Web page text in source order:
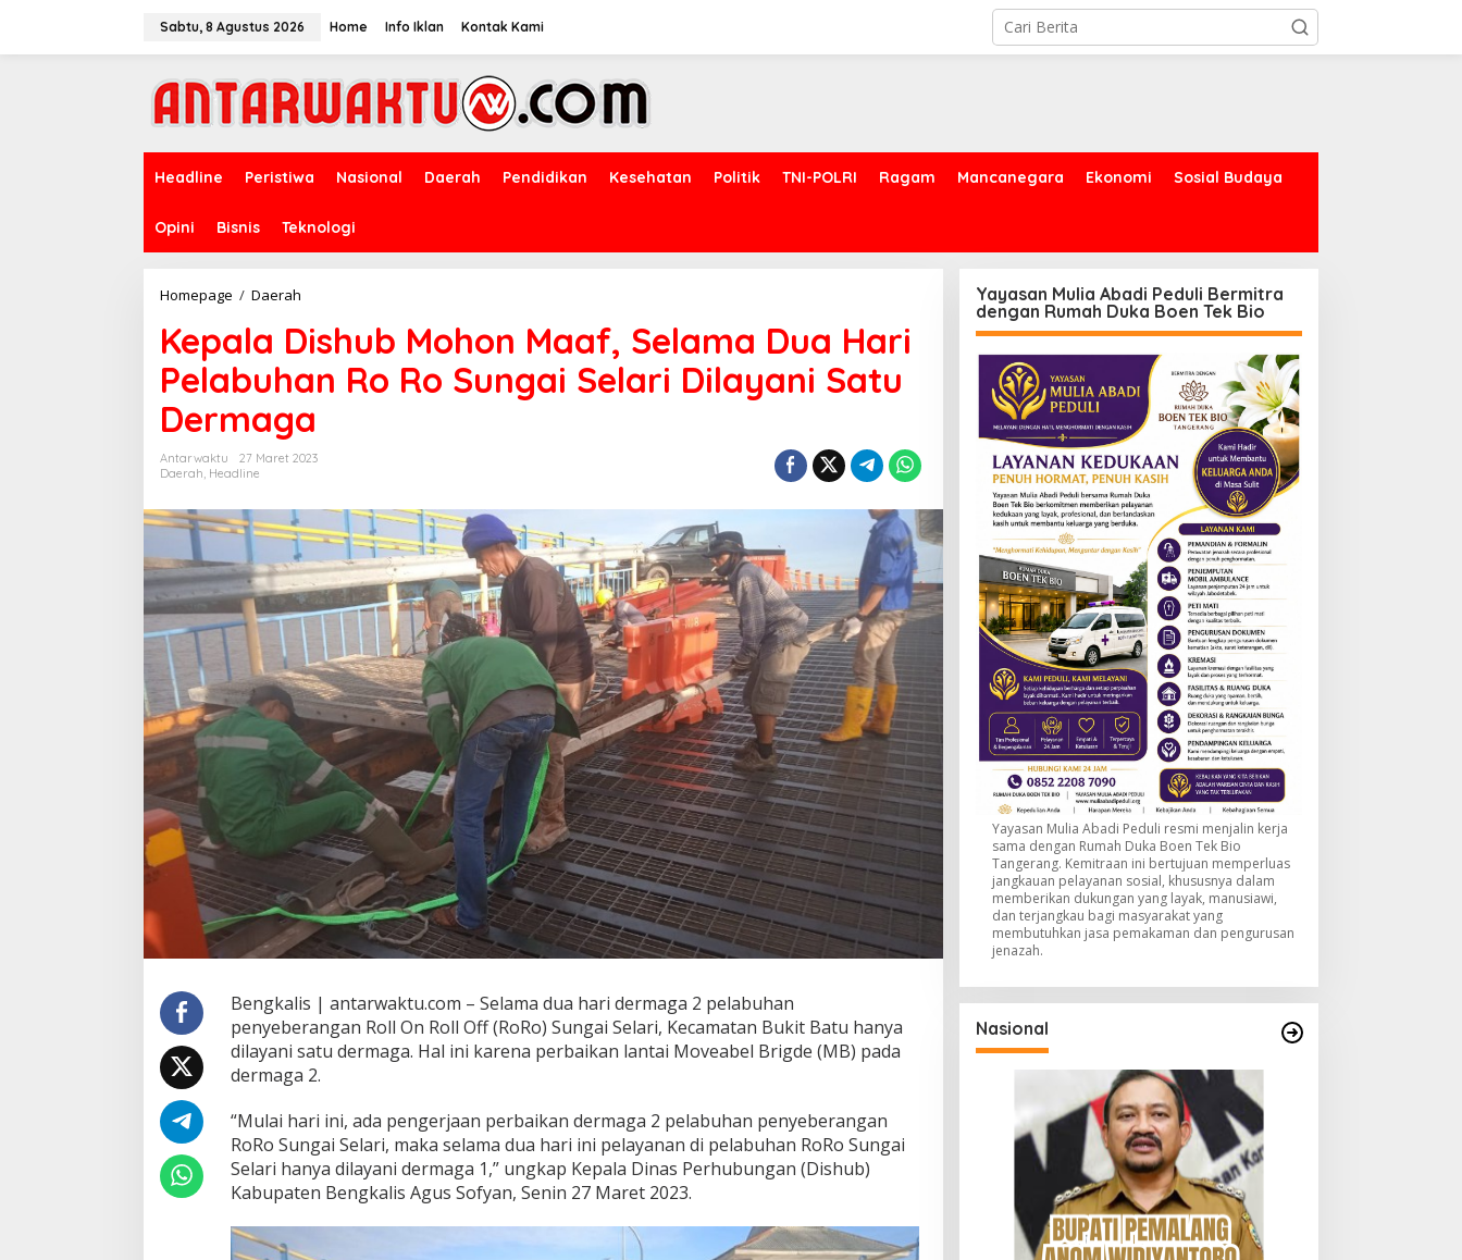
Sabtu, 8 Agustus 2026 Home Info Iklan Kontak Kami
Headline Peristiwa Nasional Daerah Pendidikan Kesehatan Politik TNI-POLRI Ragam Mancanegara Ekonomi Sosial Budaya
Opini Bisnis Teknologi
Homepage / Daerah
Mohon
Maaf,
Selama
Dua
Hari
Pelabuhan
Ro
Selari
Dilayani
Satu
Dermaga
Kepala Dishub Mohon Maaf, Selama Dua Hari
Pelabuhan Ro Ro Sungai Selari Dilayani Satu
Dermaga
Antarwaktu
27 Maret 2023
Daerah, Headline
Bengkalis | antarwaktu.com – Selama dua hari dermaga 2 pelabuhan
penyeberangan Roll On Roll Off (RoRo) Sungai Selari, Kecamatan Bukit Batu hanya
dilayani satu dermaga. Hal ini karena perbaikan lantai Moveabel Brigde (MB) pada
dermaga 2.
“Mulai hari ini, ada pengerjaan perbaikan dermaga 2 pelabuhan penyeberangan
RoRo Sungai Selari, maka selama dua hari ini pelayanan di pelabuhan RoRo Sungai
Selari hanya dilayani dermaga 1,” ungkap Kepala Dinas Perhubungan (Dishub)
Kabupaten Bengkalis Agus Sofyan, Senin 27 Maret 2023.
Yayasan Mulia Abadi Peduli Bermitra
dengan Rumah Duka Boen Tek Bio
Yayasan Mulia Abadi Peduli resmi menjalin kerja
sama dengan Rumah Duka Boen Tek Bio
Tangerang. Kemitraan ini bertujuan memperluas
jangkauan pelayanan sosial, khususnya dalam
memberikan dukungan yang layak, manusiawi,
dan terjangkau bagi masyarakat yang
membutuhkan jasa pemakaman dan pengurusan
jenazah.
Nasional